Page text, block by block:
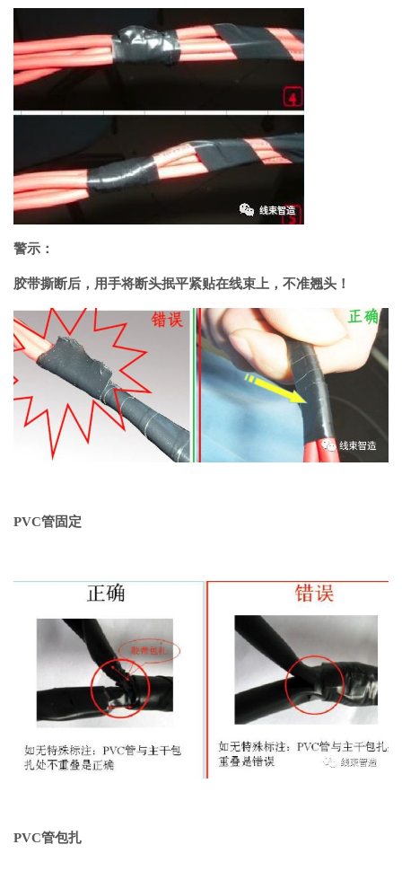
警示：
胶带撕断后，用手将断头抿平紧贴在线束上，不准翘头！
PVC管固定
PVC管包扎